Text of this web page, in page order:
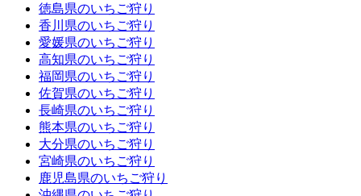
徳島県のいちご狩り
香川県のいちご狩り
愛媛県のいちご狩り
高知県のいちご狩り
福岡県のいちご狩り
佐賀県のいちご狩り
長崎県のいちご狩り
熊本県のいちご狩り
大分県のいちご狩り
宮崎県のいちご狩り
鹿児島県のいちご狩り